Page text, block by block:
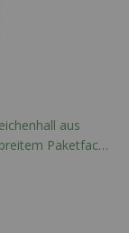
aus
Paketfach